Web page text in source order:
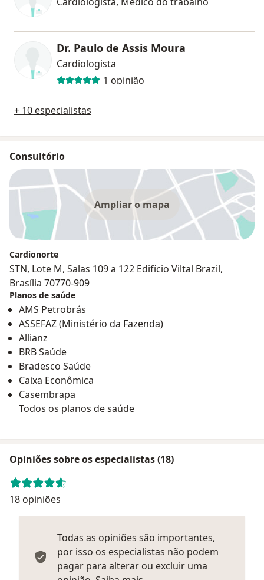
Dr. Paulo de Assis Moura
Cardiologista
1 opinião
+ 10 especialistas
Consultório
Ampliar o mapa
Cardionorte
STN, Lote M, Salas 109 a 122 Edifício Viltal Brazil,
Brasília 70770-909
Planos de saúde
AMS Petrobrás
ASSEFAZ (Ministério da Fazenda)
Allianz
BRB Saúde
Bradesco Saúde
Caixa Econômica
Casembrapa
Todos os planos de saúde
Opiniões sobre os especialistas (18)
18 opiniões
Todas as opiniões são importantes,
por isso os especialistas não podem
pagar para alterar ou excluir uma